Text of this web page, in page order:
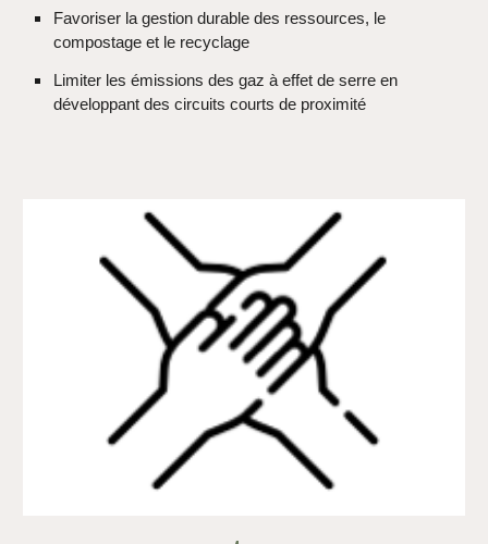
Favoriser la gestion durable des ressources, le
compostage et le recyclage
Limiter les émissions des gaz à effet de serre en
développant des circuits courts de proximité